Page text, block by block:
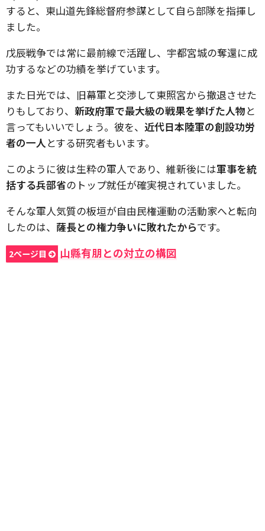
すると、東山道先鋒総督府参謀として自ら部隊を指揮し
ました。
戊辰戦争では常に最前線で活躍し、宇都宮城の奪還に成
功するなどの功績を挙げています。
また日光では、旧幕軍と交渉して東照宮から撤退させた
りもしており、 新政府軍で最大級の戦果を挙げた人物と
言ってもいいでしょう。彼を、 近代日本陸軍の創設功労
者の一人とする研究者もいます。
このように彼は生粋の軍人であり、維新後には軍事を統
括する兵部省のトップ就任が確実視されていました。
そんな軍人気質の板垣が自由民権運動の活動家へと転向
したのは、 薩長との権力争いに敗れたからです。
2ページ目 山縣有朋との対立の構図